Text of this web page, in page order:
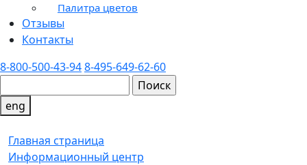
Палитра цветов
Отзывы
Контакты
8-800-500-43-948-495-649-62-60
eng
Главная страница
Информационный центр